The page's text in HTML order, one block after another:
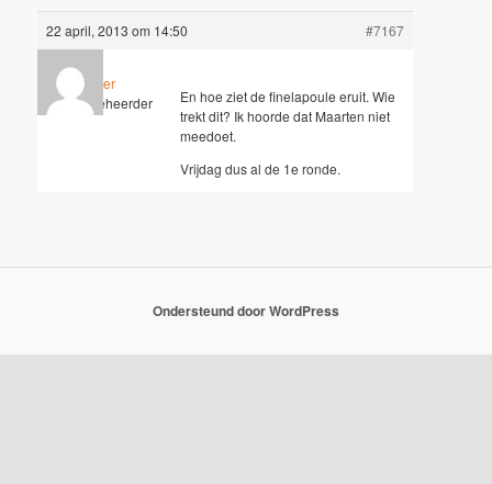
22 april, 2013 om 14:50 #7167
Wouter
Sleutelbeheerder
En hoe ziet de finelapoule eruit. Wie
trekt dit? Ik hoorde dat Maarten niet
meedoet.
Vrijdag dus al de 1e ronde.
Ondersteund door WordPress